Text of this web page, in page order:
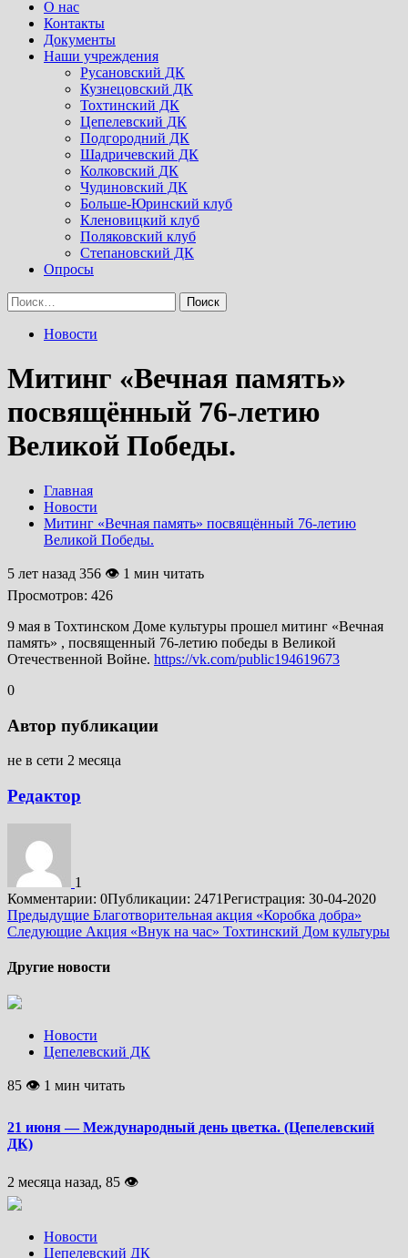
Menu
О нас
Контакты
Документы
Наши учреждения
Русановский ДК
Кузнецовский ДК
Тохтинский ДК
Цепелевский ДК
Подгородний ДК
Шадричевский ДК
Колковский ДК
Чудиновский ДК
Больше-Юринский клуб
Кленовицкий клуб
Поляковский клуб
Степановский ДК
Опросы
Найти:
Новости
Митинг «Вечная память»
посвящённый 76-летию
Великой Победы.
Главная
Новости
Митинг «Вечная память» посвящённый 76-летию
Великой Победы.
5 лет назад 356 👁 1 мин читать
Просмотров: 426
9 мая в Тохтинском Доме культуры прошел митинг «Вечная
память» , посвященный 76-летию победы в Великой
Отечественной Войне. https://vk.com/public194619673
0
Автор публикации
не в сети 2 месяца
Редактор
1
Комментарии: 0Публикации: 2471Регистрация: 30-04-2020
Подробнее
Предыдущие Благотворительная акция «Коробка добра»
Следующие Акция «Внук на час» Тохтинский Дом культуры
Другие новости
Новости
Цепелевский ДК
85 👁 1 мин читать
21 июня — Международный день цветка. (Цепелевский
ДК)
2 месяца назад, 85 👁
Новости
Цепелевский ДК